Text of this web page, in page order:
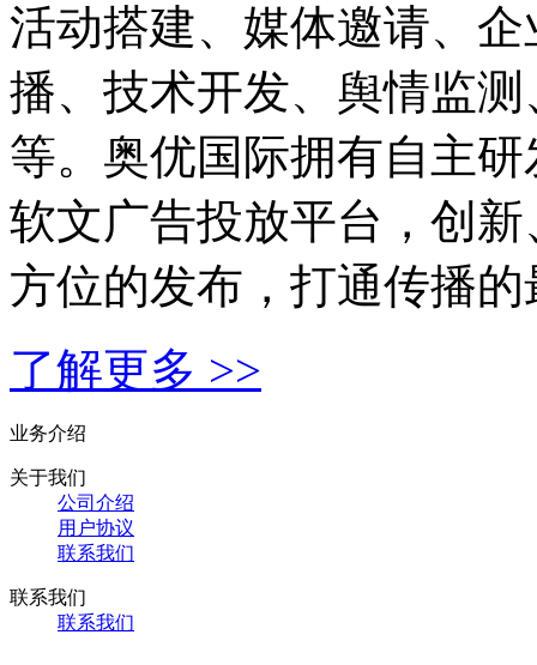
活动搭建、媒体邀请、
播、技术开发、舆情监
等。奥优国际拥有自主
软文广告投放平台，创
方位的发布，打通传播
了解更多 >>
业务介绍
关于我们
公司介绍
用户协议
联系我们
联系我们
联系我们